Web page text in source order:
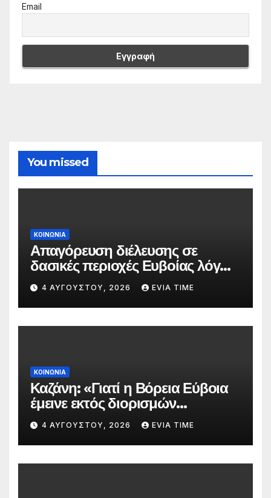
Email
You missed
ΚΟΙΝΩΝΙΑ
Απαγόρευση διέλευσης σε
δασικές περιοχές Ευβοίας λόγω
πολύ υψηλού κινδύνου
πυρκαγιάς
4 ΑΥΓΟΎΣΤΟΥ, 2026 EVIA TIME
ΚΟΙΝΩΝΙΑ
Καζάνη: «Γιατί η Βόρεια Εύβοια
έμεινε εκτός διορισμών
δασκάλων;»
4 ΑΥΓΟΎΣΤΟΥ, 2026 EVIA TIME